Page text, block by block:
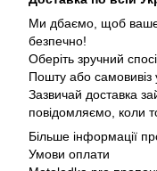
Ми дбаємо, щоб
безпечно!
Оберіть зручний
Пошту або самовивіз
Зазвичай доставка
повідомляємо, коли
Більше інформації
Умови оплати